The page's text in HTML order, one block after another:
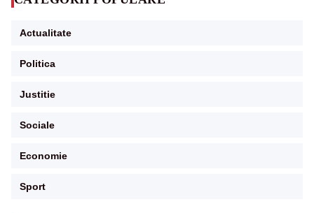
Actualitate
Politica
Justitie
Sociale
Economie
Sport